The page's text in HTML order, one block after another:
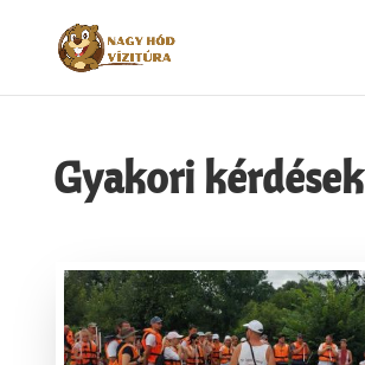
Gyakori kérdések